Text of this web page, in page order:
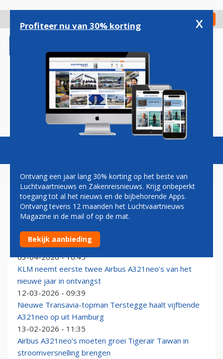
gaan
Check in
Magazine Podcasts Vacatures
A321NEO
Royal Jordanian haalt eerste Boeing 787-9 én Airbus
A321neo kort na elkaar binnen
03-04-2026 - 10:45
KLM neemt eerste twee Airbus A321neo’s van het
nieuwe jaar in ontvangst
12-03-2026 - 09:39
Nieuwe Transavia-topman Terstegge haalt vijftiende
A321neo op uit Hamburg
13-02-2026 - 11:35
Airbus A321neo’s moeten groei Tigerair Taiwan in
stroomversnelling brengen
Profiteer nu van 30% korting x
Ontvang een jaar lang 30% korting op het beste van
Luchtvaartnieuws en Zakenreisnieuws. Krijg onbeperkt
toegang tot al het nieuws en de bijbehorende Apps.
Ontvang tevens 12 maanden het Luchtvaartnieuws
Magazine in de mail of op de mat.
Bekijk aanbieding